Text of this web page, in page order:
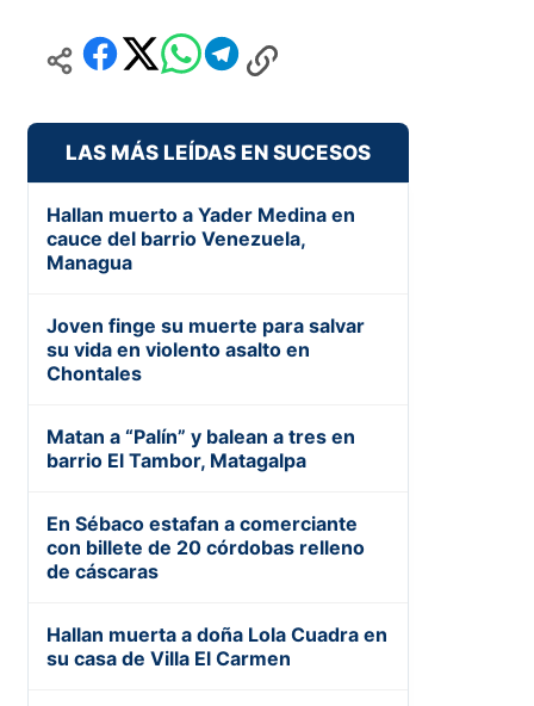
LAS MÁS LEÍDAS EN SUCESOS
Hallan muerto a Yader Medina en
cauce del barrio Venezuela,
Managua
Joven finge su muerte para salvar
su vida en violento asalto en
Chontales
Matan a “Palín” y balean a tres en
barrio El Tambor, Matagalpa
En Sébaco estafan a comerciante
con billete de 20 córdobas relleno
de cáscaras
Hallan muerta a doña Lola Cuadra en
su casa de Villa El Carmen